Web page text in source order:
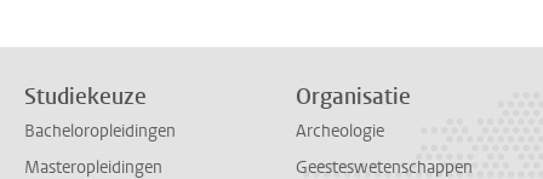
Studiekeuze
Bacheloropleidingen
Masteropleidingen
Organisatie
Archeologie
Geesteswetenschappen